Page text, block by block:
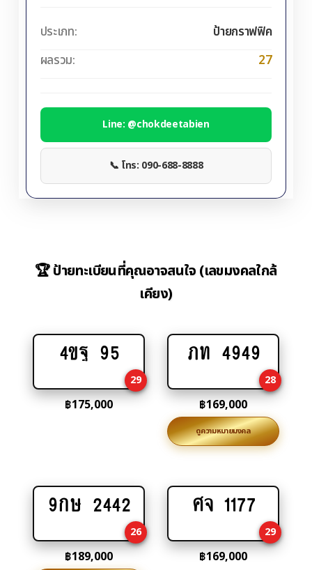
ประเภท:
ป้ายกราฟฟิค
ผลรวม:
27
Line: @chokdeetabien
📞 โทร: 090-688-8888
🏆 ป้ายทะเบียนที่คุณอาจสนใจ (เลขมงคลใกล้
เคียง)
Add
cart
4ขฐ 95
29
฿175,000
Add
cart
ภท 4949
28
฿169,000
ดูความหมายมงคล
Add
cart
9กษ 2442
26
฿189,000
Add
cart
ศจ 1177
29
฿169,000